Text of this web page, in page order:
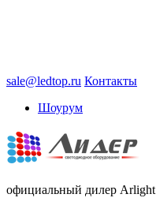
sale@ledtop.ru Контакты
Шоурум
официальный дилер Arlight